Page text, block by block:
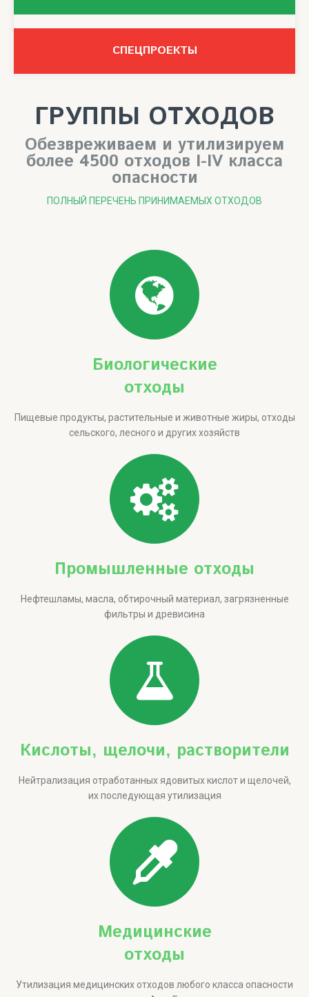
СПЕЦПРОЕКТЫ
ГРУППЫ ОТХОДОВ
Обезвреживаем и утилизируем
более 4500 отходов I-IV класса
опасности
ПОЛНЫЙ ПЕРЕЧЕНЬ ПРИНИМАЕМЫХ ОТХОДОВ
Биологические
отходы
Пищевые продукты, растительные и животные жиры, отходы
сельского, лесного и других хозяйств
Промышленные отходы
Нефтешламы, масла, обтирочный материал, загрязненные
фильтры и древисина
Кислоты, щелочи, растворители
Нейтрализация отработанных ядовитых кислот и щелочей,
их последующая утилизация
Медицинские
отходы
Утилизация медицинских отходов любого класса опасности